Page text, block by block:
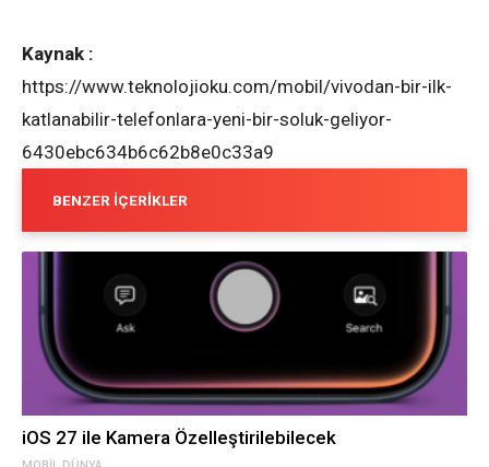
Kaynak :
https://www.teknolojioku.com/mobil/vivodan-bir-ilk-
katlanabilir-telefonlara-yeni-bir-soluk-geliyor-
6430ebc634b6c62b8e0c33a9
BENZER İÇERIKLER
iOS 27 ile Kamera Özelleştirilebilecek